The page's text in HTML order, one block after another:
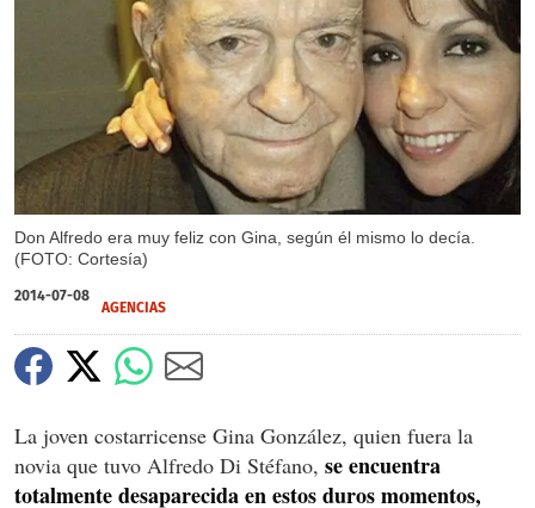
Don Alfredo era muy feliz con Gina, según él mismo lo decía.
(FOTO: Cortesía)
2014-07-08
AGENCIAS
La joven costarricense Gina González, quien fuera la
novia que tuvo Alfredo Di Stéfano, se encuentra
totalmente desaparecida en estos duros momentos,